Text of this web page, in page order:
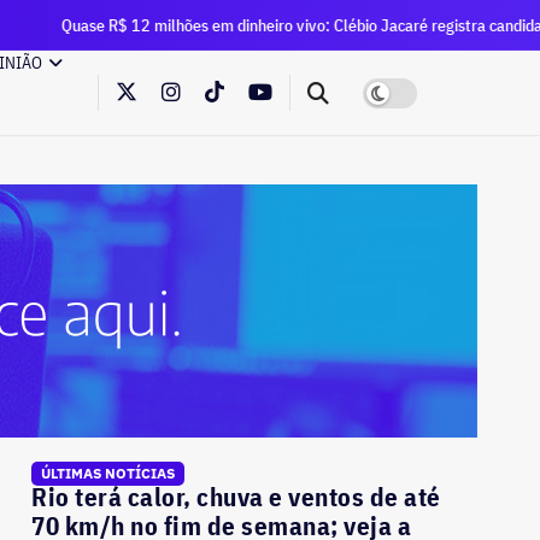
12 milhões em dinheiro vivo: Clébio Jacaré registra candidatura à
ÚLTIMAS NOTÍCIAS
Rio terá calor, chuva e ventos de até
70 km/h no fim de semana; veja a